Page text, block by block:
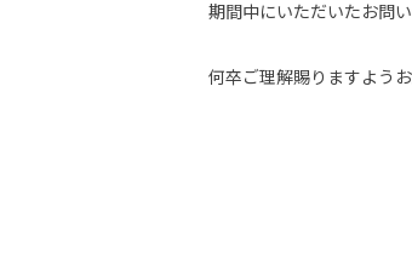
期間中にいただいたお問
何卒ご理解賜りますよう